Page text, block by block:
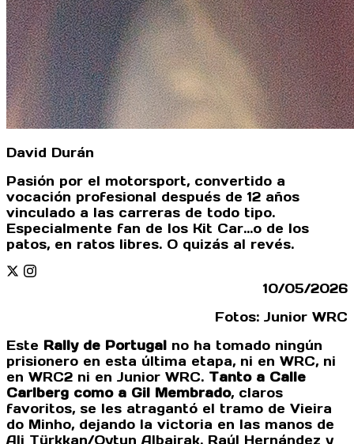
David Durán
Pasión por el motorsport, convertido a
vocación profesional después de 12 años
vinculado a las carreras de todo tipo.
Especialmente fan de los Kit Car...o de los
patos, en ratos libres. O quizás al revés.
Twitter
Instagram
10/05/2026
Fotos: Junior WRC
Este Rally de Portugal no ha tomado ningún
prisionero en esta última etapa, ni en WRC, ni
en WRC2 ni en Junior WRC. Tanto a Calle
Carlberg como a Gil Membrado, claros
favoritos, se les atragantó el tramo de Vieira
do Minho, dejando la victoria en las manos de
Ali Türkkan/Oytun Albairak. Raúl Hernández y